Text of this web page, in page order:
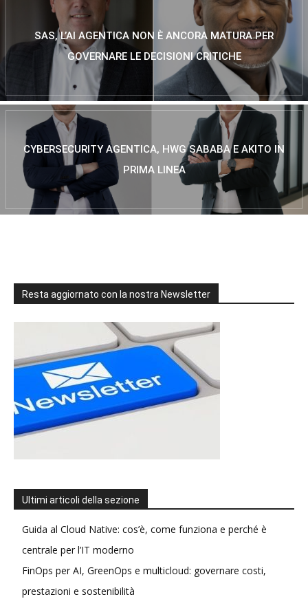
SAS, L’AI AGENTICA NON È ANCORA MATURA PER
GOVERNARE LE DECISIONI CRITICHE
CYBERSECURITY AGENTICA, HWG SABABA E AKITO IN
PRIMA LINEA
Resta aggiornato con la nostra Newsletter
Ultimi articoli della sezione
Guida al Cloud Native: cos’è, come funziona e perché è
centrale per l’IT moderno
FinOps per AI, GreenOps e multicloud: governare costi,
prestazioni e sostenibilità